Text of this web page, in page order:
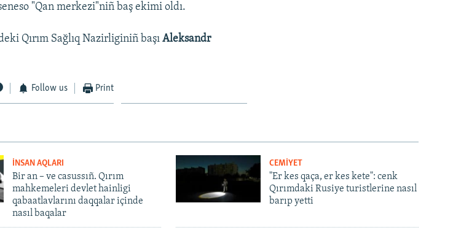
"Qan merkezi"niñ baş ekimi oldı.
Qırım Sağlıq Nazirliginiñ başıAleksandr
Follow us Print
İNSAN AQLARI
Bir an – ve casussıñ. Qırım
mahkemeleri devlet hainligi
qabaatlavlarını daqqalar içinde
nasıl baqalar
CEMİYET
"Er kes qaça, er kes kete": cenk
Qırımdaki Rusiye turistlerine nasıl
barıp yetti